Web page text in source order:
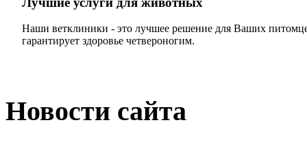
Наши ветклиники - это лучшее решение для Ваших
гарантирует здоровье четвероногим.
Новости сайта